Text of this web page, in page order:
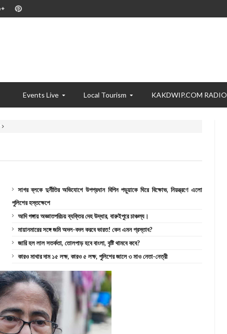
Events Live Local Tourism KAKDWIP.COM RADIO
সাগর ব্লকে দুর্নীতির অভিযোগে উপপ্রধান বিপিন পড়ুয়াকে ঘিরে বিক্ষোভ, নিয়ন্ত্রণে এলো
পুলিশের হস্তক্ষেপে
আদি গঙ্গায় অজ্ঞাতপরিচয় ব্যক্তির দেহ উদ্ধার, বারুইপুরে চাঞ্চল্য।
মায়ানমারের সঙ্গে জমি অদল-বদল করবে ভারত! কেন এমন প্রস্তাব?
জারি হল লাল সতর্কতা, তোলপাড় হবে বাংলা, বৃষ্টি থামবে কবে?
কারও মাথার দাম ১৫ লক্ষ, কারও ৫ লক্ষ, পুলিশের জালে ৩ মাও নেতা-নেত্রী